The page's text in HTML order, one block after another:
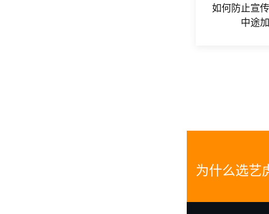
如何防止宣
中途
为什么选艺